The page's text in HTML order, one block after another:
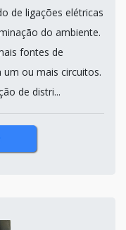
de ligações elétricas
do ambiente.
fontes de
ou mais circuitos.
de distri...